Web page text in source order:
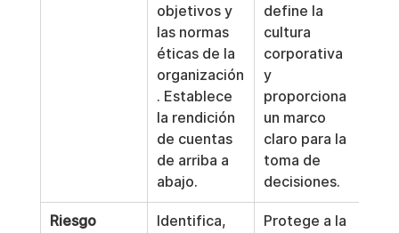
objetivos y
las normas
éticas de la
organización
. Establece
la rendición
de cuentas
de arriba a
abajo.
define la
cultura
corporativa
y
proporciona
un marco
claro para la
toma de
decisiones.
Riesgo
Identifica,
Protege a la